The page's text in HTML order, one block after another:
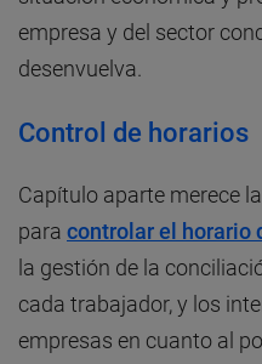
empresa y del sector
desenvuelva.
Control de horarios
Capítulo aparte merece
para controlar el horario
la gestión de la
cada trabajador, y los
empresas en cuanto al